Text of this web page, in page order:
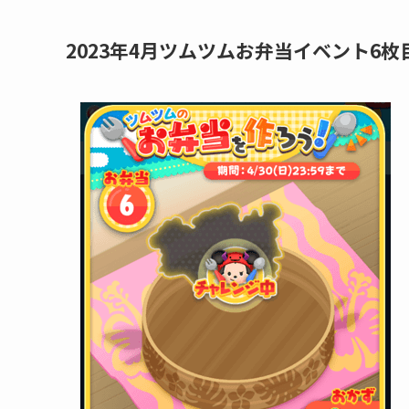
2023年4月ツムツムお弁当イベント6枚